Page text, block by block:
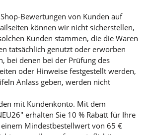
Bewertungen von Kunden auf
können wir nicht sicherstellen,
Kunden stammen, die die Waren
tatsächlich genutzt oder erworben
bei denen bei der Prüfung des
oder Hinweise festgestellt werden,
Anlass geben, werden nicht
mit Kundenkonto. Mit dem
erhalten Sie 10 % Rabatt für Ihre
Mindestbestellwert von 65 €